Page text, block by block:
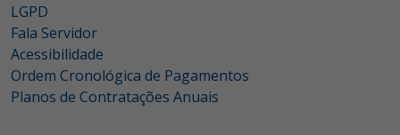
LGPD
Fala Servidor
Acessibilidade
Ordem Cronológica de Pagamentos
Planos de Contratações Anuais